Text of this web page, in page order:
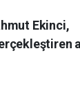
Ekinci,